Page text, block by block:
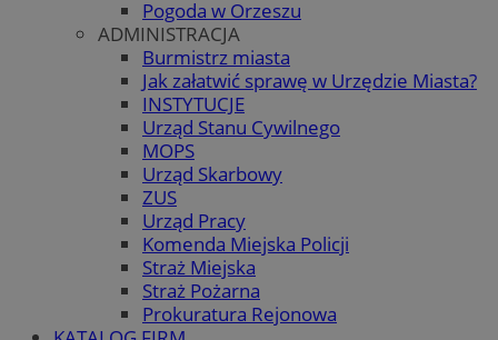
Pogoda w Orzeszu
ADMINISTRACJA
Burmistrz miasta
Jak załatwić sprawę w Urzędzie Miasta?
INSTYTUCJE
Urząd Stanu Cywilnego
MOPS
Urząd Skarbowy
ZUS
Urząd Pracy
Komenda Miejska Policji
Straż Miejska
Straż Pożarna
Prokuratura Rejonowa